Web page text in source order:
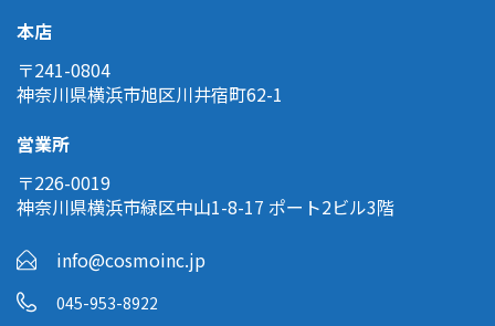
本店
〒241-0804
神奈川県横浜市旭区川井宿町62-1
営業所
〒226-0019
神奈川県横浜市緑区中山1-8-17 ポート2ビル3階
info@cosmoinc.jp
045-953-8922